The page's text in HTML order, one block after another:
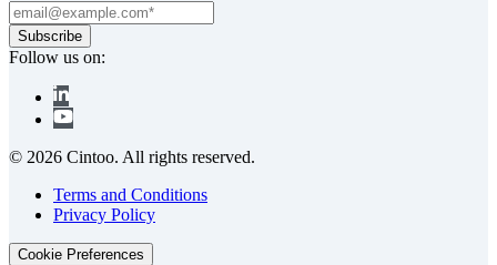
Follow us on:
© 2026 Cintoo. All rights reserved.
Terms and Conditions
Privacy Policy
Cookie Preferences